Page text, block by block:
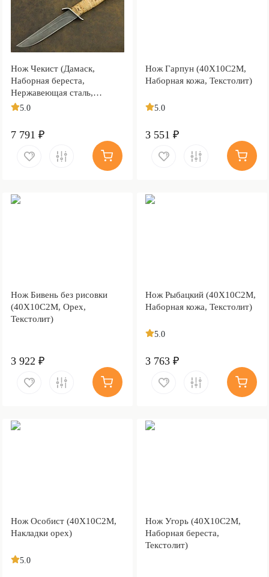
Нож Чекист (Дамаск,
Наборная береста,
Нержавеющая сталь,
Текстолит)
5.0
7 791 ₽
Нож Гарпун (40Х10С2М,
Наборная кожа, Текстолит)
5.0
3 551 ₽
Нож Бивень без рисовки
(40Х10С2М, Орех,
Текстолит)
3 922 ₽
Нож Рыбацкий (40Х10С2М,
Наборная кожа, Текстолит)
5.0
3 763 ₽
Нож Особист (40Х10С2М,
Накладки орех)
5.0
Нож Угорь (40Х10С2М,
Наборная береста,
Текстолит)